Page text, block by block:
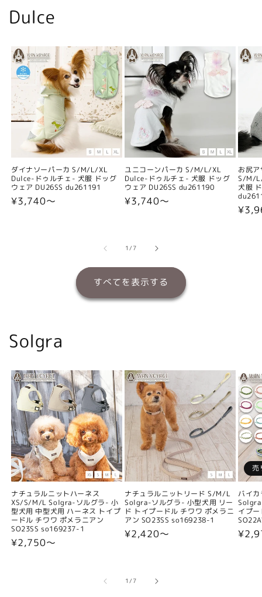
Dulce
ダイナソーパーカ S/M/L/XL
Dulce-ドゥルチェ- 犬服 ドッグ
ウェア DU26SS du261191
通
¥3,740〜
ユニコーンパーカ S/M/L/XL
Dulce-ドゥルチェ- 犬服 ドッグ
ウェア DU26SS du261190
通
¥3,740〜
お尻
S/M/
犬服
通
1/の
7
すべてを表示する
Solgra
ナチュラルニットハーネス
XS/S/M/L Solgra-ソルグラ- 小
型犬用 中型犬用 ハーネス トイプ
ードル チワワ ポメラニアン
SO23SS so169237-1
通
¥2,750〜
ナチュラルニットリード S/M/L
Solgra-ソルグラ- 小型犬用 リー
ド トイプードル チワワ ポメラニ
アン SO23SS so169238-1
通
¥2,420〜
売
バイ
イプ
通
1/の
7